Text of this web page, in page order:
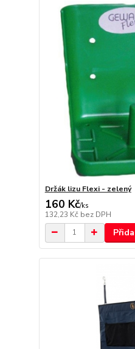
Držák lizu Flexi - zelený
160 Kč/ks
132,23 Kč bez DPH